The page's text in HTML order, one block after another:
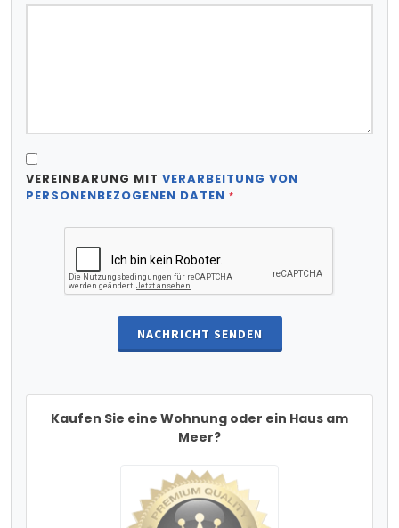
VEREINBARUNG MIT VERARBEITUNG VON
PERSONENBEZOGENEN DATEN *
NACHRICHT SENDEN
Kaufen Sie eine Wohnung oder ein Haus am
Meer?